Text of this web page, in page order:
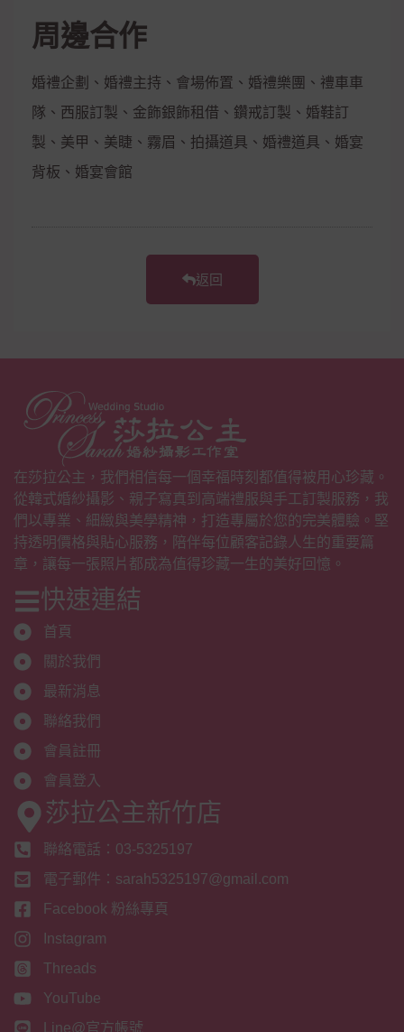
周邊合作
婚禮企劃、婚禮主持、會場佈置、婚禮樂團、禮車車
隊、西服訂製、金飾銀飾租借、鑽戒訂製、婚鞋訂
製、美甲、美睫、霧眉、拍攝道具、婚禮道具、婚宴
背板、婚宴會館
返回
在莎拉公主，我們相信每一個幸福時刻都值得被用心珍藏。
從韓式婚紗攝影、親子寫真到高端禮服與手工訂製服務，我
們以專業、細緻與美學精神，打造專屬於您的完美體驗。堅
持透明價格與貼心服務，陪伴每位顧客記錄人生的重要篇
章，讓每一張照片都成為值得珍藏一生的美好回憶。
快速連結
首頁
關於我們
最新消息
聯絡我們
會員註冊
會員登入
莎拉公主新竹店
聯絡電話：03-5325197
電子郵件：sarah5325197@gmail.com
Facebook 粉絲專頁
Instagram
Threads
YouTube
Line@官方帳號